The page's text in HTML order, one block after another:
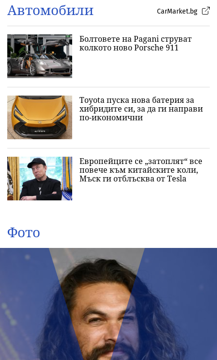
Автомобили CarMarket.bg
Болтовете на Pagani струват
колкото ново Porsche 911
Toyota пуска нова батерия за
хибридите си, за да ги направи
по-икономични
Европейците се „затоплят“ все
повече към китайските коли,
Мъск ги отблъсква от Tesla
Фото